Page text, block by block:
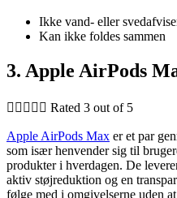
Ikke vand- eller
Kan ikke foldes sammen
3. Apple AirPods
     Rated 3 out of 5
Apple AirPods Max er et par
som især henvender sig til
produkter i hverdagen. De
aktiv støjreduktion og en
følge med i omgivelserne uden